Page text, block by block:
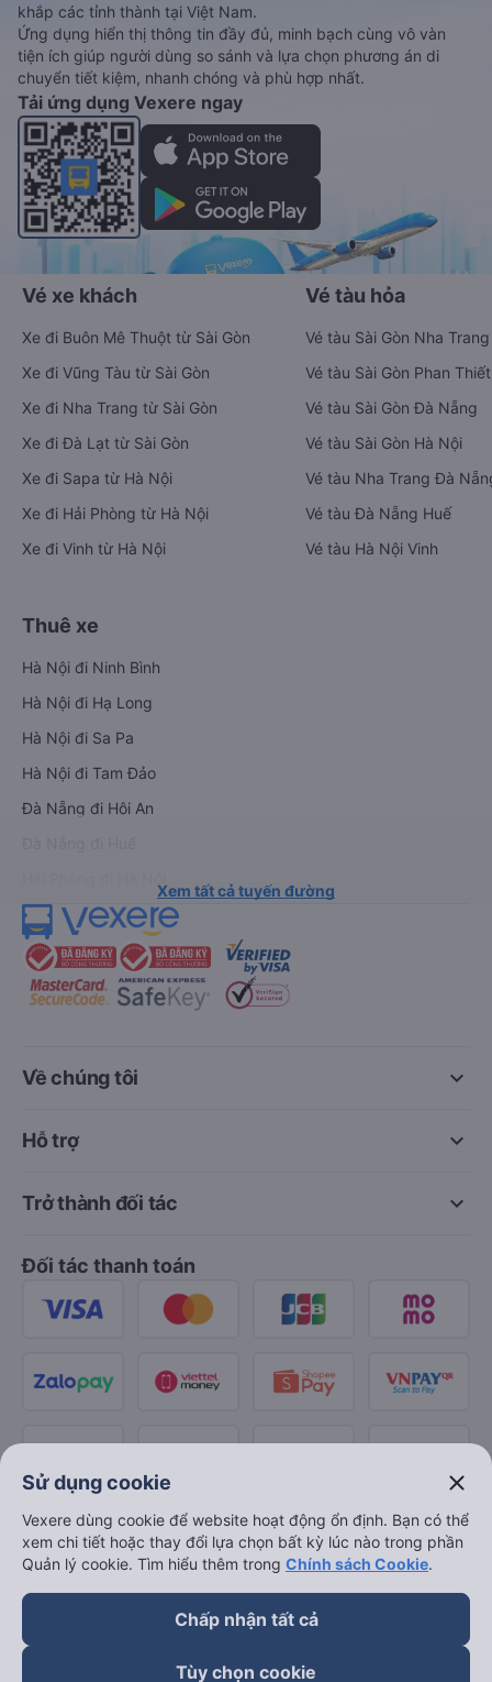
khắp các tỉnh thành tại Việt Nam.
Ứng dụng hiển thị thông tin đầy đủ, minh bạch cùng vô vàn
tiện ích giúp người dùng so sánh và lựa chọn phương án di
chuyển tiết kiệm, nhanh chóng và phù hợp nhất.
Tải ứng dụng Vexere ngay
Vé xe khách
Xe đi Buôn Mê Thuột từ Sài Gòn
Xe đi Vũng Tàu từ Sài Gòn
Xe đi Nha Trang từ Sài Gòn
Xe đi Đà Lạt từ Sài Gòn
Xe đi Sapa từ Hà Nội
Xe đi Hải Phòng từ Hà Nội
Xe đi Vinh từ Hà Nội
Vé tàu hỏa
Vé tàu Sài Gòn Nha Trang
Vé tàu Sài Gòn Phan Thiết
Vé tàu Sài Gòn Đà Nẵng
Vé tàu Sài Gòn Hà Nội
Vé tàu Nha Trang Đà
Vé tàu Đà Nẵng Huế
Vé tàu Hà Nội Vinh
Thuê xe
Hà Nội đi Ninh Bình
Hà Nội đi Hạ Long
Hà Nội đi Sa Pa
Hà Nội đi Tam Đảo
Đà Nẵng đi Hội An
Xem tất cả tuyến đường
keyboard_arrow_down
Về chúng tôi
keyboard_arrow_down
Hỗ trợ
keyboard_arrow_down
Trở thành đối tác
Đối tác thanh toán
Sử dụng cookie close
Vexere dùng cookie để website hoạt động ổn định. Bạn có thể
xem chi tiết hoặc thay đổi lựa chọn bất kỳ lúc nào trong phần
Quản lý cookie. Tìm hiểu thêm trong Chính sách Cookie.
Chấp nhận tất cả
Tùy chọn cookie